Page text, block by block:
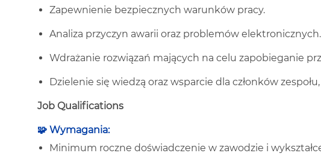
Zapewnienie bezpiecznych warunków pracy.
Analiza przyczyn awarii oraz problemów elektronicznych.
Wdrażanie rozwiązań mających na celu zapobieganie
Dzielenie się wiedzą oraz wsparcie dla członków
Job Qualifications
🧩 Wymagania:
Minimum roczne doświadczenie w zawodzie i